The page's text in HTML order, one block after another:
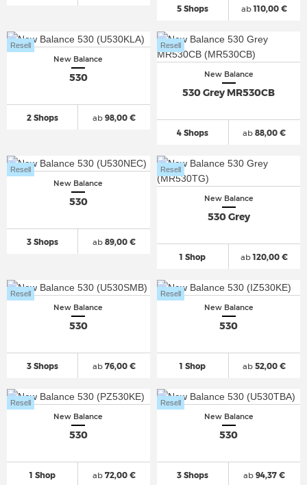
5 Shops ab110,00 €
New Balance
530
2 Shops
Resell
ab98,00 €
New Balance
530 Grey MR530CB
4 Shops
Resell
ab 88,00 €
New Balance
530
3 Shops
Resell
ab89,00 €
New Balance
530 Grey
1 Shop
Resell
ab120,00 €
New Balance
530
3 Shops
Resell
ab76,00 €
New Balance
530
1 Shop
Resell
ab 52,00 €
New Balance
530
1 Shop
Resell
ab72,00 €
New Balance
530
3 Shops
Resell
ab 94,37 €